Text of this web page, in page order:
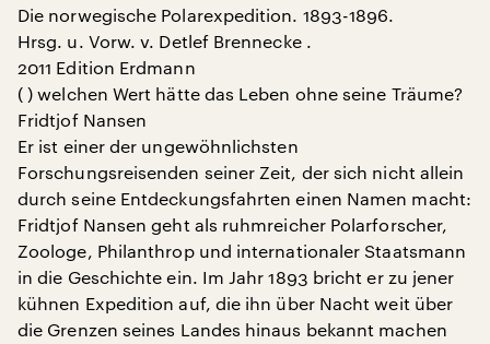
Die norwegische Polarexpedition. 1893-1896.
Hrsg. u. Vorw. v. Detlef Brennecke .
2011 Edition Erdmann
( ) welchen Wert hätte das Leben ohne seine Träume?
Fridtjof Nansen
Er ist einer der ungewöhnlichsten
Forschungsreisenden seiner Zeit, der sich nicht allein
durch seine Entdeckungsfahrten einen Namen macht:
Fridtjof Nansen geht als ruhmreicher Polarforscher,
Zoologe, Philanthrop und internationaler Staatsmann
in die Geschichte ein. Im Jahr 1893 bricht er zu jener
kühnen Expedition auf, die ihn über Nacht weit über
die Grenzen seines Landes hinaus bekannt machen